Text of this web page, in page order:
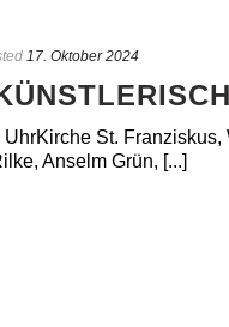
17. Oktober 2024
St.
Anselm Grün, [...]